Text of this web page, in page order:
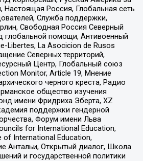
Россия, Глобальная сеть
Служба поддержки,
Свободная Россия Северный
глобальной помощи, Антивоенный
Libertes, La Asocicion de Rusos
Северных территорий,
Центр, Глобальный союз
Monitor, Article 19, Мнение
черного креста, Радио
общество изучения
имени Фридриха Эберта, XZ
поддержки гендерной
Форум имени Льва
for International Education,
of International Education,
Антальи, Открытый диалог, Школа
и государственной политики